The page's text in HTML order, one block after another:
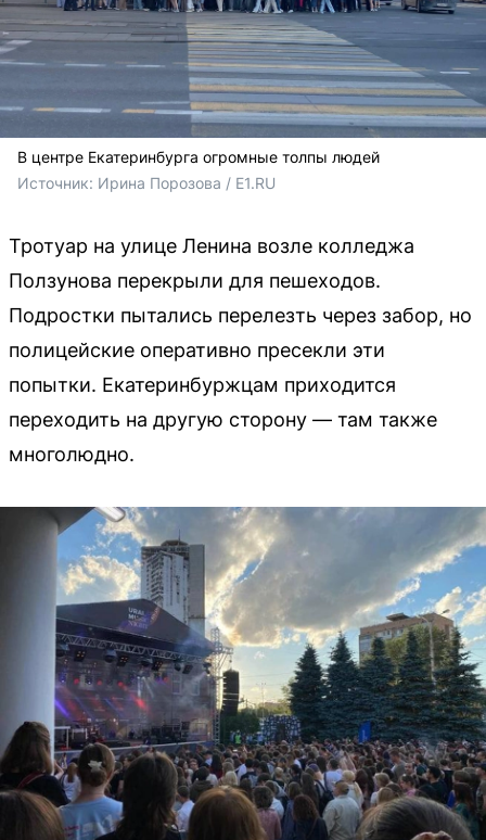
В центре Екатеринбурга огромные толпы людей
Источник: Ирина Порозова / E1.RU
Тротуар на улице Ленина возле колледжа
Ползунова перекрыли для пешеходов.
Подростки пытались перелезть через забор, но
полицейские оперативно пресекли эти
попытки. Екатеринбуржцам приходится
переходить на другую сторону — там также
многолюдно.